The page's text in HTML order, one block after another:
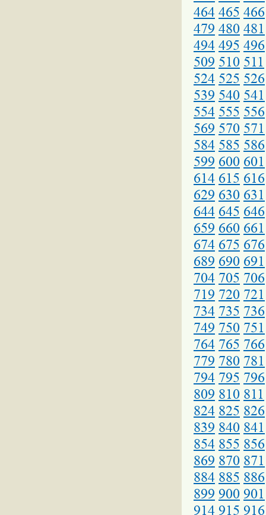
464 465 466
479 480 481
494 495 496
509 510 511
524 525 526
539 540 541
554 555 556
569 570 571
584 585 586
599 600 601
614 615 616
629 630 631
644 645 646
659 660 661
674 675 676
689 690 691
704 705 706
719 720 721
734 735 736
749 750 751
764 765 766
779 780 781
794 795 796
809 810 811
824 825 826
839 840 841
854 855 856
869 870 871
884 885 886
899 900 901
914 915 916